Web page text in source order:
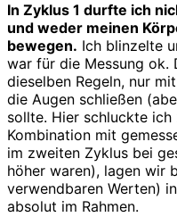
In Zyklus 1 durfte ich
und weder meinen
bewegen. Ich blinzelte
war für die Messung ok.
dieselben Regeln, nur
die Augen schließen
sollte. Hier schluckte
Kombination mit
im zweiten Zyklus bei
höher waren), lagen wir
verwendbaren Werten)
absolut im Rahmen.